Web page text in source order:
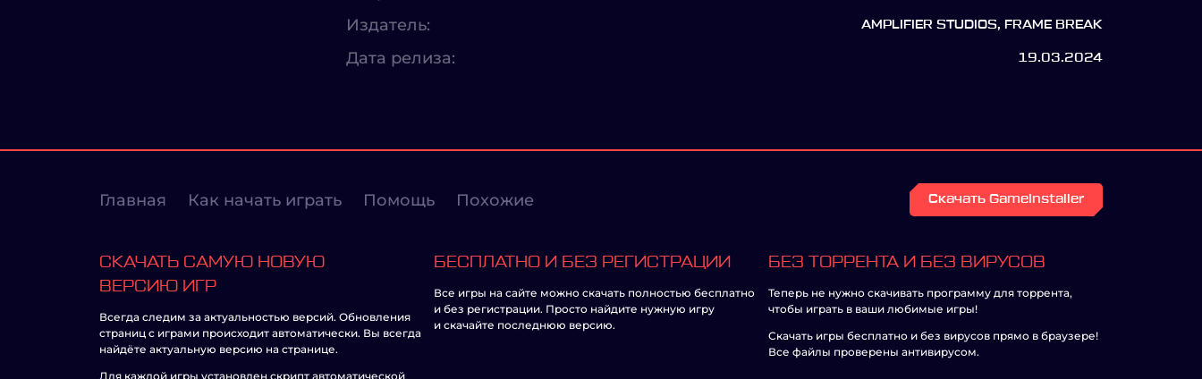
Издатель: AMPLIFIER STUDIOS, FRAME BREAK
Дата релиза: 19.03.2024
Главная Как начать играть Помощь Похожие Скачать GameInstaller
СКАЧАТЬ САМУЮ НОВУЮ
ВЕРСИЮ ИГР
Всегда следим за актуальностью версий. Обновления
страниц с играми происходит автоматически. Вы всегда
найдёте актуальную версию на странице.
Для каждой игры установлен скрипт автоматической
БЕСПЛАТНО И БЕЗ РЕГИСТРАЦИИ
Все игры на сайте можно скачать полностью бесплатно
и без регистрации. Просто найдите нужную игру
и скачайте последнюю версию.
БЕЗ ТОРРЕНТА И БЕЗ ВИРУСОВ
Теперь не нужно скачивать программу для торрента,
чтобы играть в ваши любимые игры!
Скачать игры бесплатно и без вирусов прямо в браузере!
Все файлы проверены антивирусом.